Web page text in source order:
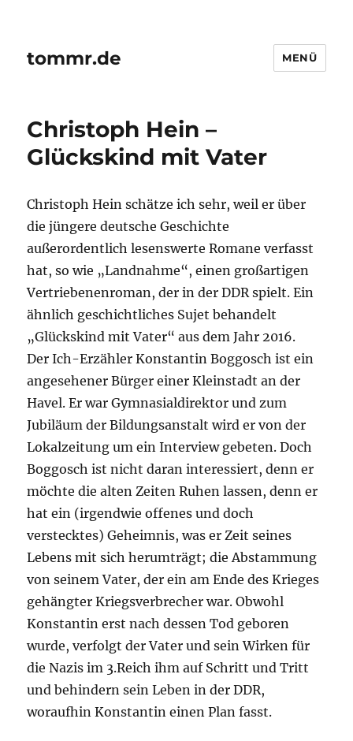
tommr.de MENÜ
Christoph Hein –
Glückskind mit Vater
Christoph Hein schätze ich sehr, weil er über
die jüngere deutsche Geschichte
außerordentlich lesenswerte Romane verfasst
hat, so wie „Landnahme“, einen großartigen
Vertriebenenroman, der in der DDR spielt. Ein
ähnlich geschichtliches Sujet behandelt
„Glückskind mit Vater“ aus dem Jahr 2016.
Der Ich-Erzähler Konstantin Boggosch ist ein
angesehener Bürger einer Kleinstadt an der
Havel. Er war Gymnasialdirektor und zum
Jubiläum der Bildungsanstalt wird er von der
Lokalzeitung um ein Interview gebeten. Doch
Boggosch ist nicht daran interessiert, denn er
möchte die alten Zeiten Ruhen lassen, denn er
hat ein (irgendwie offenes und doch
verstecktes) Geheimnis, was er Zeit seines
Lebens mit sich herumträgt; die Abstammung
von seinem Vater, der ein am Ende des Krieges
gehängter Kriegsverbrecher war. Obwohl
Konstantin erst nach dessen Tod geboren
wurde, verfolgt der Vater und sein Wirken für
die Nazis im 3.Reich ihm auf Schritt und Tritt
und behindern sein Leben in der DDR,
woraufhin Konstantin einen Plan fasst.